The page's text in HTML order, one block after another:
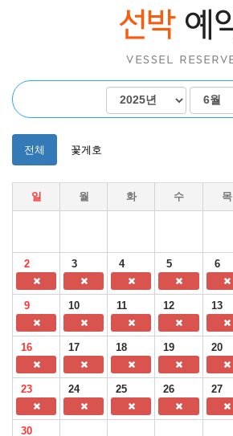
전체 꽃게호
일 월 화 수 목
2 3 4 5 6
9 10 11 12 13
16 17 18 19 20
23 24 25 26 27
30